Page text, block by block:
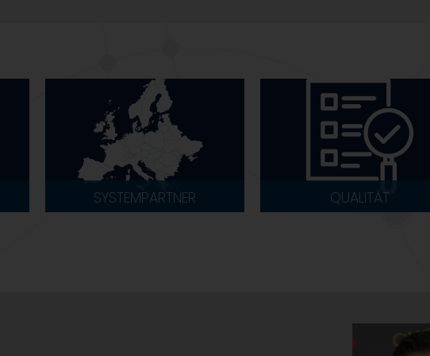
SYSTEMPARTNER QUALITÄT